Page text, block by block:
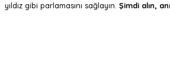
yıldız gibi parlamasını sağlayın. Şimdi alın,